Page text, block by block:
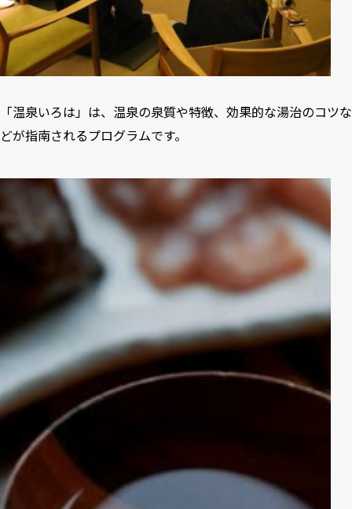
「温泉いろは」は、温泉の泉質や特徴、効果的な湯治のコツな
どが指南されるプログラムです。